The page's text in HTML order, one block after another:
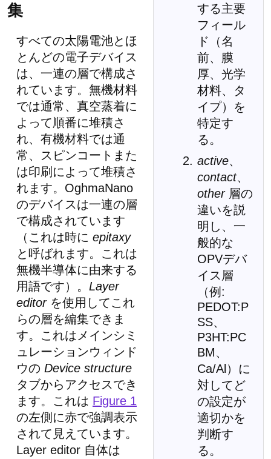
する主要
フィール
ド（名
前、膜
厚、光学
材料、タ
イプ）を
特定す
る。
active、
contact、
other層の
違いを説
明し、一
般的な
OPVデバ
イス層
（例:
PEDOT:P
SS、
P3HT:PC
BM、
Ca/Al）に
対してど
の設定が
適切かを
判断す
る。
集
すべての太陽電池とほ
とんどの電子デバイス
は、一連の層で構成さ
れています。無機材料
では通常、真空蒸着に
よって順番に堆積さ
れ、有機材料では通
常、スピンコートまた
は印刷によって堆積さ
れます。OghmaNano
のデバイスは一連の層
で構成されています
（これは時に epitaxy
と呼ばれます。これは
無機半導体に由来する
用語です）。 Layer
editorを使用してこれ
らの層を編集できま
す。これはメインシミ
ュレーションウィンド
ウの Device structure
タブからアクセスでき
ます。これは Figure 1
の左側に赤で強調表示
されて見えています。
Layer editor 自体は